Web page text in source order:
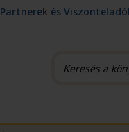
Partnerek és